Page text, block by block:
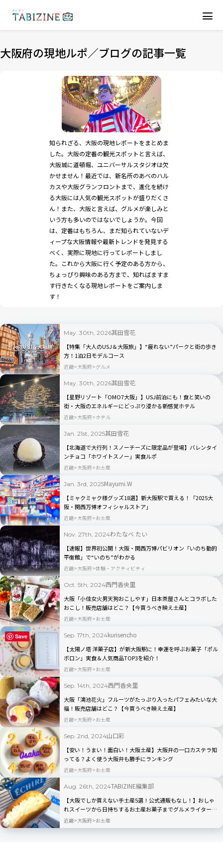
大阪府の現地ルポ／ブログの記事一覧
知られざる、大阪の現地レポートをまとめま
した。大阪の定番の観光スポットと言えば、
大阪城に道頓堀、ユニバーサルスタジオは欠
かせません！最近では、新名所のあべのハル
カスや大阪グランフロントまで、進化を続け
る大阪には人気の観光スポットが盛りだくさ
ん！また、大阪と言えば、グルメが楽しみと
いう方も多いのではないでしょうか。今回
は、定番はもちろん、まだ知られていないデ
ィープな大阪情報や最新トレンドを発見する
べく、実際に現地に行ってレポートしまし
た。これから大阪に行く予定のある方から、
ちょっぴり興味のある方まで、知ればますま
す行きたくなる現地レポートをご案内しま
す！
May. 30th, 2026其田雪花
【特集「大人のUSJ＆大阪旅」】“疲れない”パークと街の歩き
方！1泊2日モデルコース
近畿 大阪府 グルメ
May. 30th, 2026其田雪花
【星野リゾート「OMO7大阪」】USJ前泊にも！食と笑いの
街・大阪のエネルギーにどっぷり浸かる新感覚ホテル
近畿 大阪府 ホテル
Jan. 21st, 2025其田雪花
【北海道で大行列！スノーチーズに限定品が登場】バレンタイ
ンチョコ「ホワイトスノー」実食ルポ
近畿 大阪府 お土産
Jan. 3rd, 2025Mayumi.W
【ミャクミャク様グッズ18選】新大阪駅で買える！「2025大
阪・関西万博オフィシャルストア」
近畿 大阪府 お土産
Nov. 27th, 2024わたなべ たい
【速報】世界初公開！大阪・関西万博パビリオン「いのち動的
平衡館」で“いのち”がわかる
近畿 大阪府 体験・アクティビティ
Oct. 5th, 2024西門香央里
大阪「小佳女火男天狗おこしやす」日本茶屋さんとコラボした
おこし！販売店舗はどこ？【今買うべき映え土産】
近畿 大阪府 お土産
Sep. 17th, 2024kurisencho
【太陽ノ塔 洋菓子店】が新大阪駅に！幸運を呼ぶお菓子「ポル
ボロン」実食＆人気商品TOP3を紹介！
近畿 大阪府 お土産
Sep. 14th, 2024西門香央里
大阪「鴻池花火」フルーツがたっぷり入ったパフェみたいな大
福！販売店舗はどこ？【今買うべき映え土産】
近畿 大阪府 お土産
Sep. 2nd, 2024山口彩
【安い！うまい！面白い！大阪土産】大阪弁の一口カステラ知
ってる？よく使う大阪弁も勝手にランキング
近畿 大阪府 お土産
Aug. 26th, 2024TABIZINE編集部
【大阪でしか買えない手土産5選！公式通販もなし！】おしゃ
れスイーツから日持ちするお土産お菓子までグルメライターの
口コミレビュー付き
近畿 大阪府 お土産
Save